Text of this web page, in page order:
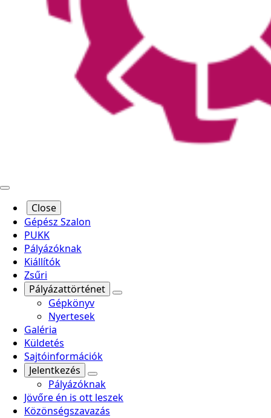
Close
Gépész Szalon
PUKK
Pályázóknak
Kiállítók
Zsűri
Pályázattörténet
Gépkönyv
Nyertesek
Galéria
Küldetés
Sajtóinformációk
Jelentkezés
Pályázóknak
Jövőre én is ott leszek
Közönségszavazás